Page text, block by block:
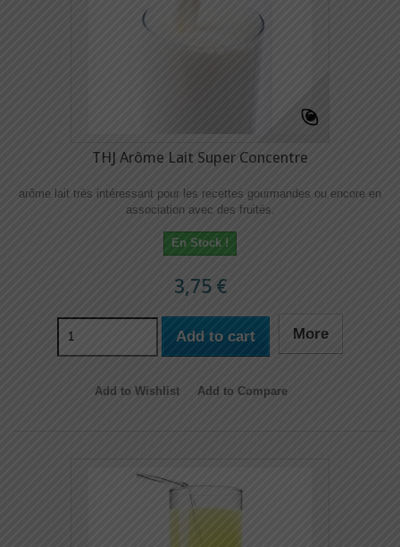
THJ Arôme Lait Super Concentre
arôme lait très intéressant pour les recettes gourmandes ou encore en
association avec des fruités.
En Stock !
3,75 €
Add to cart More
Add to Wishlist Add to Compare